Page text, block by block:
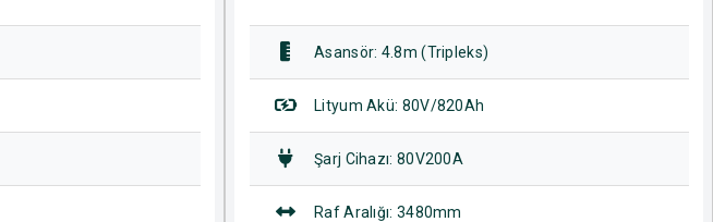
Asansör: 4.8m (Tripleks)
Lityum Akü: 80V/820Ah
Şarj Cihazı: 80V200A
Raf Aralığı: 3480mm